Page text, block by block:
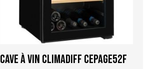
Cave à vin Climadiff CEPAGE52F